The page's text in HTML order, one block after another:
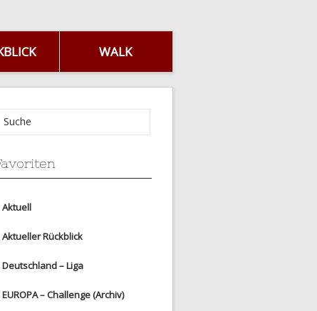
WALK
Aktuell
Aktueller Rückblick
Deutschland – Liga
EUROPA – Challenge (Archiv)